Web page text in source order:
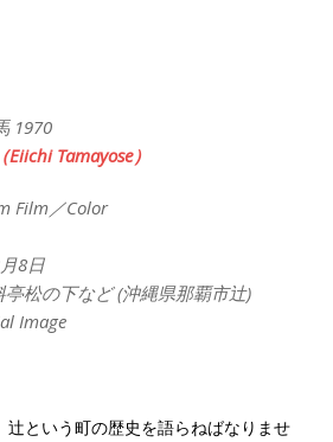
1970
Tamayose）
Film／Color
8日
亭松の下など (沖縄県那覇市辻)
Image
辻という町の歴史を語らねばなりませ